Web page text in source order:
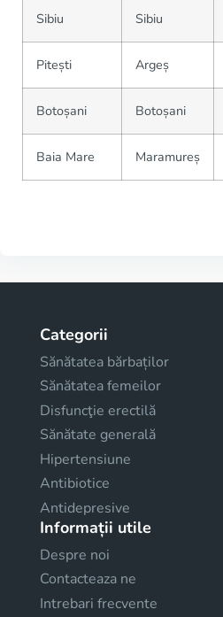
Sibiu Sibiu
Pitești Argeș
Botoșani Botoșani
Baia Mare Maramureș
Categorii
Sănătatea bărbaților
Sănătatea femeilor
Disfuncţie erectilă
Sănătate generală
Hipertensiune
Antibiotice
Antidepresive
Informații utile
Despre noi
Contacteaza ne
Intrebari frecvente